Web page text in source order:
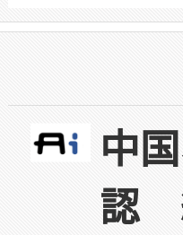
中
認